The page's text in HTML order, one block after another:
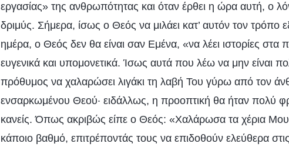
εργασίας» της ανθρωπότητας και όταν έρθει η ώρα αυτή, ο
δριμύς. Σήμερα, ίσως ο Θεός να μιλάει κατ’ αυτόν τον τρόπο
ημέρα, ο Θεός δεν θα είναι σαν Εμένα, «να λέει ιστορίες στα
ευγενικά και υπομονετικά. Ίσως αυτά που λέω να μην είναι
πρόθυμος να χαλαρώσει λιγάκι τη λαβή Του γύρω από τον
ενσαρκωμένου Θεού· ειδάλλως, η προοπτική θα ήταν πολύ
κανείς. Όπως ακριβώς είπε ο Θεός: «Χαλάρωσα τα χέρια
κάποιο βαθμό, επιτρέποντάς τους να επιδοθούν ελεύθερα